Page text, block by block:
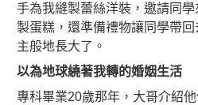
手為我縫製蕾絲洋裝，邀請同
製蛋糕，還準備禮物讓同學帶
主般地長大了。
以為地球繞著我轉的婚姻生活
專科畢業20歲那年，大哥介紹